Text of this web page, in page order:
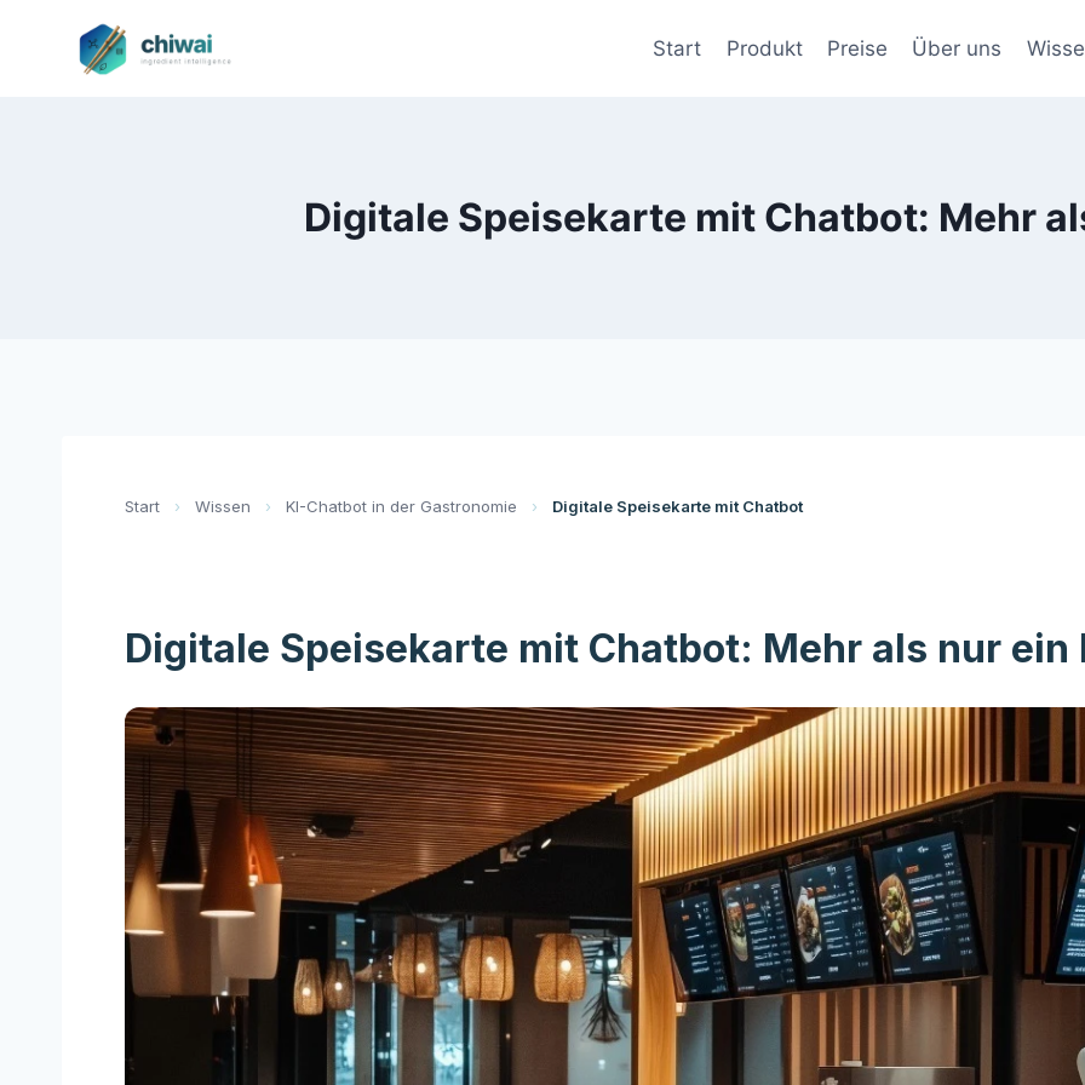
Start Produkt Preise Über uns
Digitale Speisekarte mit Chatbot: Mehr
Start › Wissen › KI-Chatbot in der Gastronomie › Digitale Speisekarte mit Chatbot
Digitale Speisekarte mit Chatbot: Mehr als nur ein